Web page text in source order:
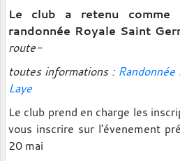
Le club a retenu comme
randonnée Royale Saint
route-
toutes informations :
Laye
Le club prend en charge les
vous inscrire sur l'évenement
20 mai